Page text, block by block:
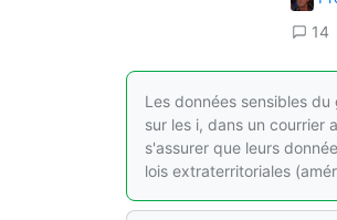
14
Les données sensibles
sur les i, dans un courrier
s'assurer que leurs
lois extraterritoriales